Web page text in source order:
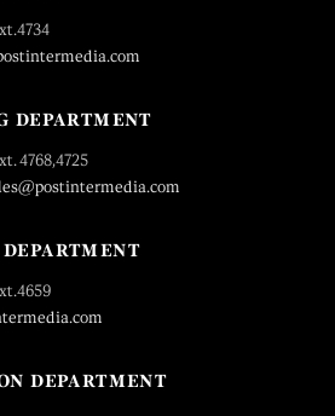
DEPARTMENT
4768,4725
DEPARTMENT